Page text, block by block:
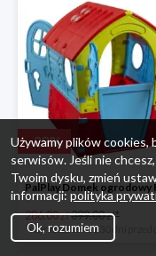
-28%
286.00 zł399.00 zł*
Używamy plików cookies,
serwisów. Jeśli nie
Twoim dysku, zmień
informacji:polityka
Ok, rozumiem